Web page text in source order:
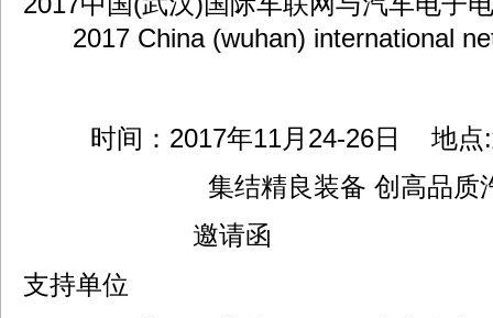
2017 China (wuhan) international
时间：2017年11月24-26日 地点
集结精良装备 创高品质
邀请函
支持单位